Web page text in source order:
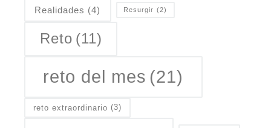
Realidades (4) Resurgir (2)
Reto (11)
reto del mes (21)
reto extraordinario (3)